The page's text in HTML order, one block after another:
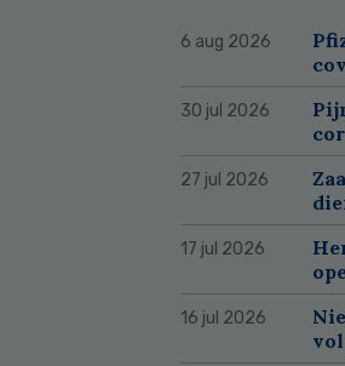
6 aug 2026
30 jul 2026
27 jul 2026
17 jul 2026
16 jul 2026